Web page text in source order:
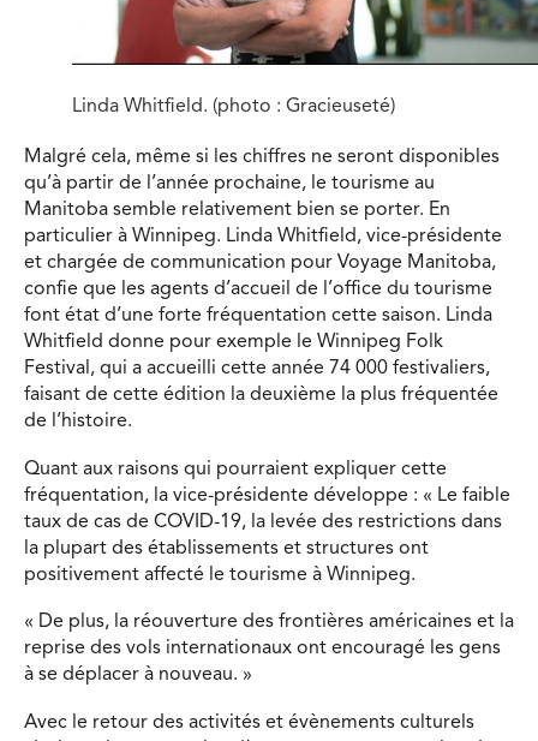
Linda Whitfield. (photo : Gracieuseté)
Malgré cela, même si les chiffres ne seront disponibles
qu’à partir de l’année prochaine, le tourisme au
Manitoba semble relativement bien se porter. En
particulier à Winnipeg. Linda Whitfield, vice-présidente
et chargée de communication pour Voyage Manitoba,
confie que les agents d’accueil de l’office du tourisme
font état d’une forte fréquentation cette saison. Linda
Whitfield donne pour exemple le Winnipeg Folk
Festival, qui a accueilli cette année 74 000 festivaliers,
faisant de cette édition la deuxième la plus fréquentée
de l’histoire.
Quant aux raisons qui pourraient expliquer cette
fréquentation, la vice-présidente développe : « Le faible
taux de cas de COVID-19, la levée des restrictions dans
la plupart des établissements et structures ont
positivement affecté le tourisme à Winnipeg.
« De plus, la réouverture des frontières américaines et la
reprise des vols internationaux ont encouragé les gens
à se déplacer à nouveau. »
Avec le retour des activités et évènements culturels